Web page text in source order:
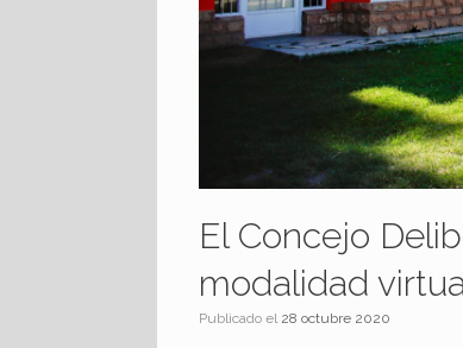
El Concejo
modalidad
Publicado el 28 octubre 2020